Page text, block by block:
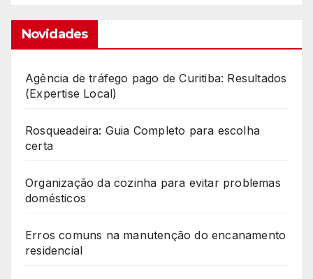
Novidades
Agência de tráfego pago de Curitiba: Resultados
(Expertise Local)
Rosqueadeira: Guia Completo para escolha
certa
Organização da cozinha para evitar problemas
domésticos
Erros comuns na manutenção do encanamento
residencial